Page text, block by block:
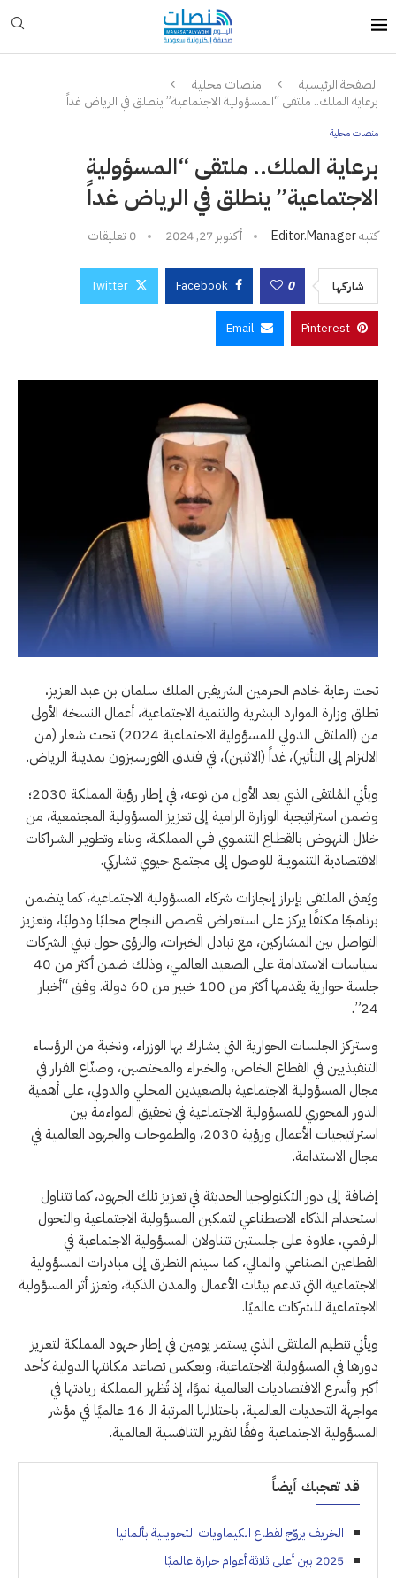
الصفحة الرئيسية
منصات محلية
برعاية الملك.. ملتقى “المسؤولية الاجتماعية” ينطلق في الرياض غداً
منصات محلية
برعاية الملك.. ملتقى “المسؤولية
الاجتماعية” ينطلق في الرياض غداً
كتبهEditor.manager أكتوبر 27, 2024 0 تعليقات
شاركها 0
Facebook
Twitter
Pinterest
Email
تحت رعاية خادم الحرمين الشريفين الملك سلمان بن عبد العزيز،
تطلق وزارة الموارد البشرية والتنمية الاجتماعية، أعمال النسخة الأولى
من (الملتقى الدولي للمسؤولية الاجتماعية 2024) تحت شعار (من
الالتزام إلى التأثير)، غداً (الاثنين)، في فندق الفورسيزون بمدينة الرياض.
ويأتي المُلتقى الذي يعد الأول من نوعه، في إطار رؤية المملكة 2030؛
وضمن استراتيجية الوزارة الرامية إلى تعزيز المسؤولية المجتمعية، من
خلال النهـوض بالقطـاع التنمـوي فـي المملكـة، وبناء وتطويـر الشـراكات
الاقتصادية التنمويــة للوصول إلى مجتمع حيوي تشاركي.
ويُعنى الملتقى بإبراز إنجازات شركاء المسؤولية الاجتماعية، كما يتضمن
برنامجًا مكثفًا يركز على استعراض قصص النجاح محليًا ودوليًا، وتعزيز
التواصل بين المشاركين، مع تبادل الخبرات، والرؤى حول تبني الشركات
سياسات الاستدامة على الصعيد العالمي، وذلك ضمن أكثر من 40
جلسة حوارية يقدمها أكثر من 100 خبير من 60 دولة. وفق “أخبار
24”.
وستركز الجلسات الحوارية التي يشارك بها الوزراء، ونخبة من الرؤساء
التنفيذيين في القطاع الخاص، والخبراء والمختصين، وصنّاع القرار في
مجال المسؤولية الاجتماعية بالصعيدين المحلي والدولي، على أهمية
الدور المحوري للمسؤولية الاجتماعية في تحقيق المواءمة بين
استراتيجيات الأعمال ورؤية 2030، والطموحات والجهود العالمية في
مجال الاستدامة.
إضافة إلى دور التكنولوجيا الحديثة في تعزيز تلك الجهود، كما تتناول
استخدام الذكاء الاصطناعي لتمكين المسؤولية الاجتماعية والتحول
الرقمي، علاوة على جلستين تتناولان المسؤولية الاجتماعية في
القطاعين الصناعي والمالي، كما سيتم التطرق إلى مبادرات المسؤولية
الاجتماعية التي تدعم بيئات الأعمال والمدن الذكية، وتعزز أثر المسؤولية
الاجتماعية للشركات عالميًا.
ويأتي تنظيم الملتقى الذي يستمر يومين في إطار جهود المملكة لتعزيز
دورها في المسؤولية الاجتماعية، ويعكس تصاعد مكانتها الدولية كأحد
أكبر وأسرع الاقتصاديات العالمية نموًا، إذ تُظهر المملكة ريادتها في
مواجهة التحديات العالمية، باحتلالها المرتبة الـ 16 عالميًا في مؤشر
المسؤولية الاجتماعية وفقًا لتقرير التنافسية العالمية.
قد تعجبك أيضاً
الخريف يروّج لقطاع الكيماويات التحويلية بألمانيا
2025 بين أعلى ثلاثة أعوام حرارة عالميًا